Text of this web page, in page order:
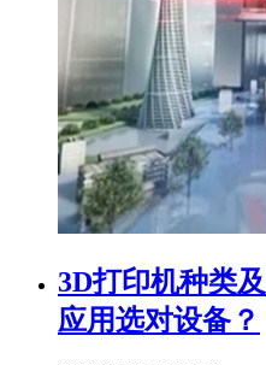
3D打印机种类
应用选对设备？